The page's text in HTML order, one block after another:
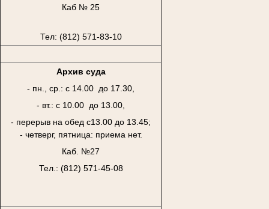
Каб № 25
Тел: (812) 571-83-10
Архив суда
- пн., ср.: с 14.00 до 17.30,
- вт.: с 10.00 до 13.00,
- перерыв на обед с13.00 до 13.45;
- четверг, пятница: приема нет.
Каб. №27
Тел.: (812) 571-45-08